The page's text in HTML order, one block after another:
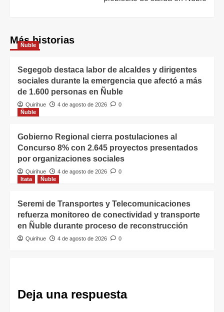
Más historias
Ñuble
Segegob destaca labor de alcaldes y dirigentes
sociales durante la emergencia que afectó a más
de 1.600 personas en Ñuble
Quirihue 4 de agosto de 2026
0
Ñuble
Gobierno Regional cierra postulaciones al
Concurso 8% con 2.645 proyectos presentados
por organizaciones sociales
Quirihue 4 de agosto de 2026
0
Itata
Ñuble
Seremi de Transportes y Telecomunicaciones
refuerza monitoreo de conectividad y transporte
en Ñuble durante proceso de reconstrucción
Quirihue 4 de agosto de 2026 0
Deja una respuesta